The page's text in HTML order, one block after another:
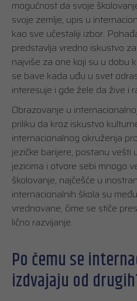
mogućnost da svoje
svoje zemlje, upis u
kao sve učestaliji izbor.
predstavlja vredno iskustvo
najviše za one koji su u dobu
se bave kada uđu u svet
interesuje i gde žele da žive i
Obrazovanje u
priliku da kroz iskustvo
internacionalnog okruženja
jezičke barijere, postanu vešti
jezicima i otvore sebi mnogo
školovanje, najčešće u
internacionalnih škola su
vrednovane, čime se stiče
lično razvijanje.
Po čemu se
izdvajaju od